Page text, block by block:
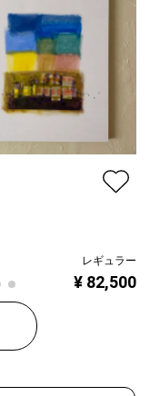
レギュラー
¥ 82,500